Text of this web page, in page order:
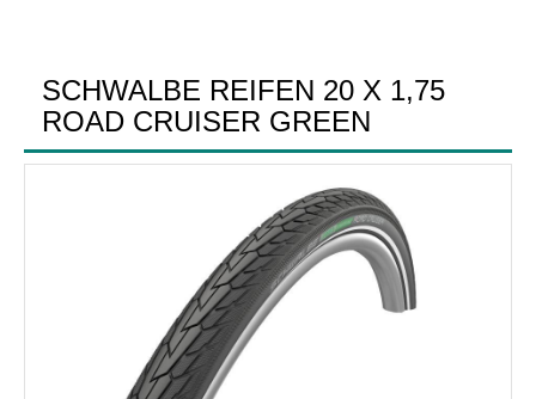
SCHWALBE REIFEN 20 X 1,75
ROAD CRUISER GREEN